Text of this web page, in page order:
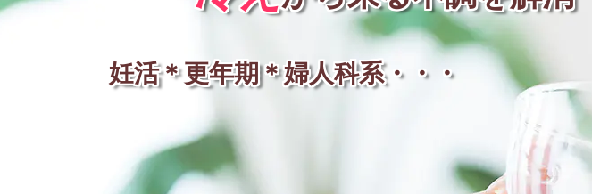
妊活＊更年期＊婦人科系・・・